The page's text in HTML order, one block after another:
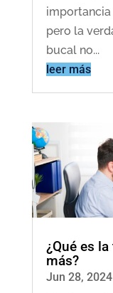
pero la
bucal no...
leer más
¿Qué es
más?
Jun 28, 2024